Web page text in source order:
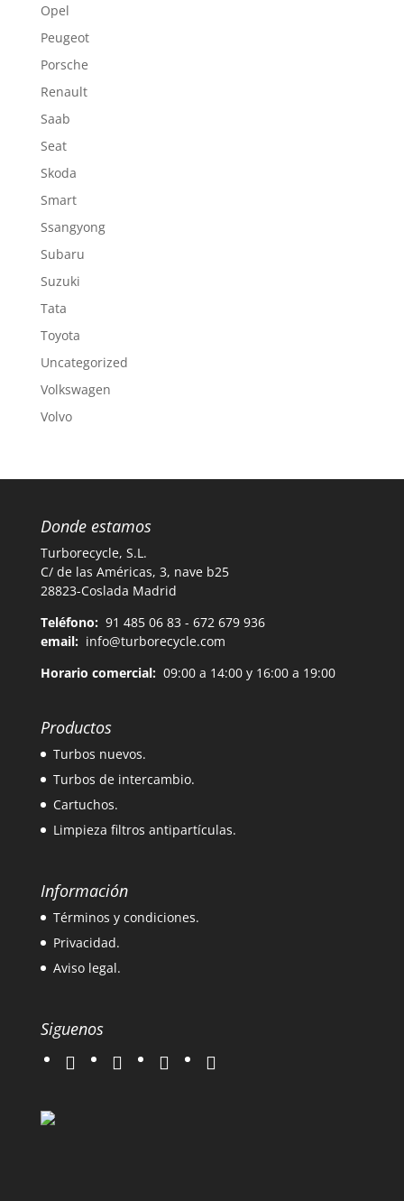
Opel
Peugeot
Porsche
Renault
Saab
Seat
Skoda
Smart
Ssangyong
Subaru
Suzuki
Tata
Toyota
Uncategorized
Volkswagen
Volvo
Donde estamos
Turborecycle, S.L.
C/ de las Américas, 3, nave b25
28823-Coslada Madrid
Teléfono: 91 485 06 83 - 672 679 936
email: info@turborecycle.com
Horario comercial:09:00 a 14:00 y 16:00 a 19:00
Productos
Turbos nuevos.
Turbos de intercambio.
Cartuchos.
Limpieza filtros antipartículas.
Información
Términos y condiciones.
Privacidad.
Aviso legal.
Siguenos
twitter instagramfacebook google